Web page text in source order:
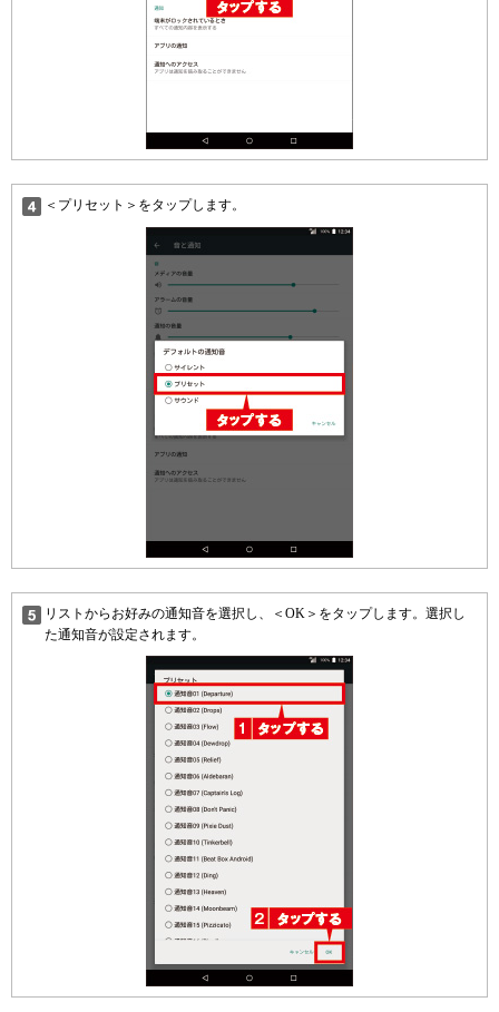
＜プリセット＞をタップします。
リストからお好みの通知音を選択し、＜OK＞をタップします。選択し
た通知音が設定されます。